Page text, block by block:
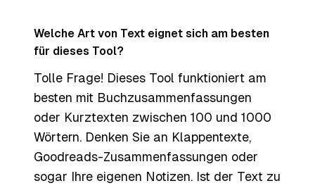
Welche Art von Text eignet sich am besten
für dieses Tool?
Tolle Frage! Dieses Tool funktioniert am
besten mit Buchzusammenfassungen
oder Kurztexten zwischen 100 und 1000
Wörtern. Denken Sie an Klappentexte,
Goodreads-Zusammenfassungen oder
sogar Ihre eigenen Notizen. Ist der Text zu